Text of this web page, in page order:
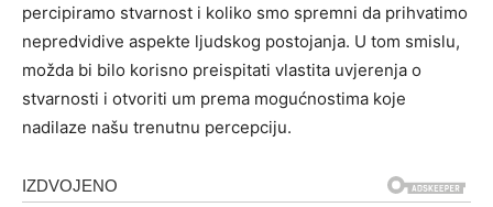
percipiramo stvarnost i koliko smo spremni da prihvatimo
nepredvidive aspekte ljudskog postojanja. U tom smislu,
možda bi bilo korisno preispitati vlastita uvjerenja o
stvarnosti i otvoriti um prema mogućnostima koje
nadilaze našu trenutnu percepciju.